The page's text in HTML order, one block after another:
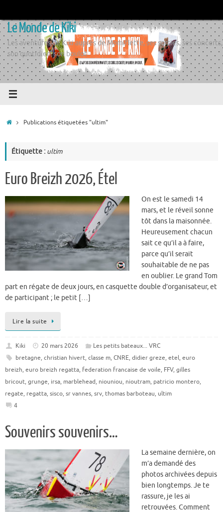
contenu
Le Monde de Kiki
Les aventures de Kiki auprès de Momiflette, ses sorties, ses concerts,
son quotidien, son boulot
AccueilPublications étiquetées "ultim"
Étiquette : ultim
Euro Breizh 2026, Étel
On est le samedi 14
mars, et le réveil sonne
tôt dans la maisonnée.
Heureusement chacun
sait ce qu’il a à faire,
parce qu’il serait
souhaitable de ne pas
en oublier. Le grand Tom
part en régate de deux jours, en casquette double d’organisateur, et
de participant ; le petit […]
Lire la suite
Kiki 20 mars 2026
Les petits bateaux... VRC
bretagne, christian hivert, classe m, CNRE, didier greze, etel, euro
breizh, euro breizh regatta, federation francaise de voile, FFV, gilles
bricout, grunge, irsa, marblehead, niouniou, nioutram, patricio montero,
regate, regatta, sisco, sr vannes, srv, thomas barboteau, ultim
4
Souvenirs souvenirs…
La semaine dernière, on
m’a demandé des
photos archivées depuis
bien longtemps. Je te
rassure, je les ai
retrouvées. Comment